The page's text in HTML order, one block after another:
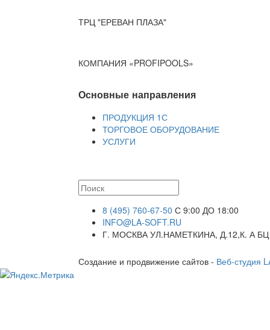
ТРЦ "ЕРЕВАН ПЛАЗА"
КОМПАНИЯ «PROFIPOOLS»
Основные направления
ПРОДУКЦИЯ 1С
ТОРГОВОЕ ОБОРУДОВАНИЕ
УСЛУГИ
8 (495) 760-67-50 С 9:00 ДО 18:00
INFO@LA-SOFT.RU
Г. МОСКВА УЛ.НАМЕТКИНА, Д.12,К. А
Создание и продвижение сайтов - Веб-студия